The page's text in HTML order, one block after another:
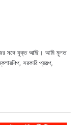
সঙ্গে যুক্ত আছি। আমি মুলত
সরকারি প্রকল্প,